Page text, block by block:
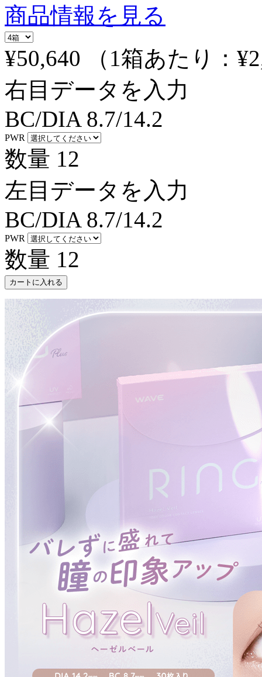
商品情報を見る
¥50,640
（1箱あたり：
右目データを入力
BC/DIA 8.7/14.2
PWR
数量 12
左目データを入力
BC/DIA 8.7/14.2
PWR
数量 12
カートに入れる